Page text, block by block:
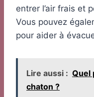
entrer l’air frais et
Vous pouvez
pour aider à
Lire aussi : Quel
chaton ?